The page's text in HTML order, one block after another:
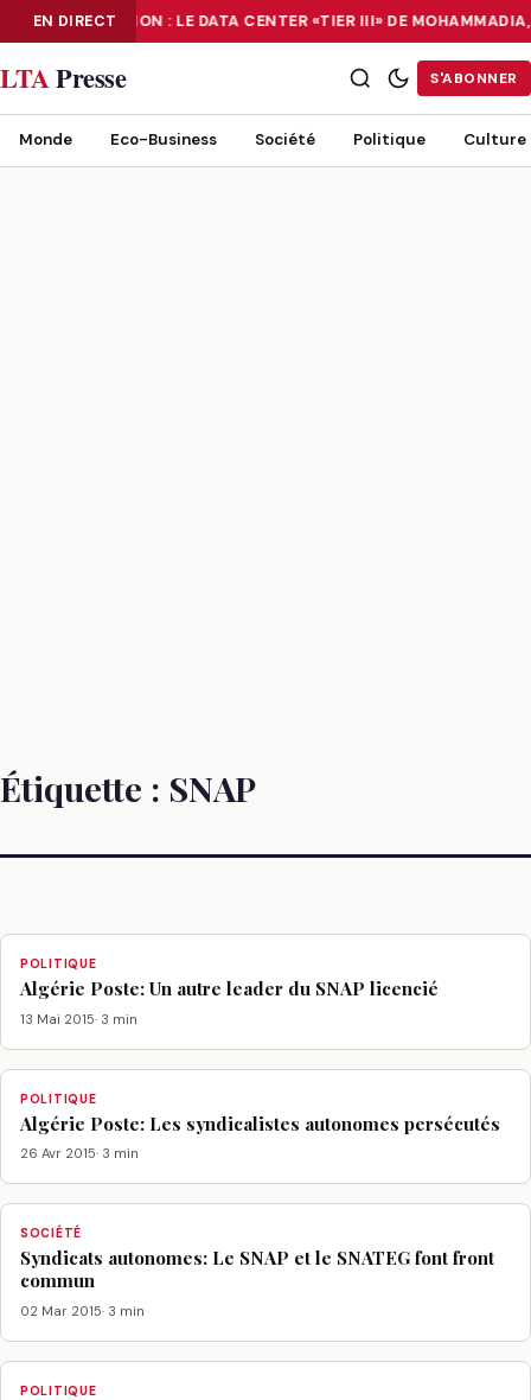
EN DIRECT
NUMÉRISATION : LE DATA CENTER «TIER III» DE
NUMÉRISATION : LE DATA CENTER «TIER III» DE MOHAMMADIA, UN
LTAPresse S'ABONNER
Monde Eco-Business Société Politique Culture
Étiquette : SNAP
POLITIQUE
Algérie Poste: Un autre leader du SNAP licencié
13 Mai 2015· 3 min
POLITIQUE
Algérie Poste: Les syndicalistes autonomes persécutés
26 Avr 2015· 3 min
SOCIÉTÉ
Syndicats autonomes: Le SNAP et le SNATEG font front
commun
02 Mar 2015· 3 min
POLITIQUE